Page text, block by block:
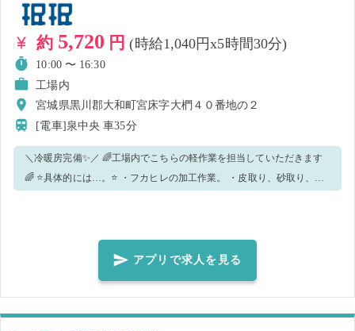
約 5,720 円(時給1,040円x5時間30分)
10:00 〜 16:30
工場内
宮城県黒川郡大和町宮床字大椚４０番地の２
[電車]泉中央車35分
＼冷暖房完備✨／ 🌈工場内でこちらの軽作業を担当していただきます
🌈 ⭐具体的には…。⭐ ・フカヒレの加工作業。 ・皮取り、砂取り、骨
えば、どんどんスピードアップしていけます！ 整理整頓された工場な
ので、スムーズに行えます。アプリで求人を見る